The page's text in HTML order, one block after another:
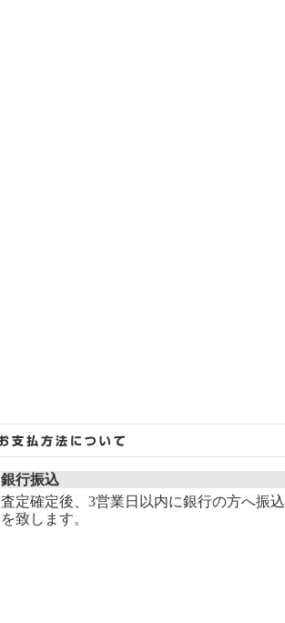
銀行振込
査定確定後、3営業日以内に銀行の方へ振込
を致します。